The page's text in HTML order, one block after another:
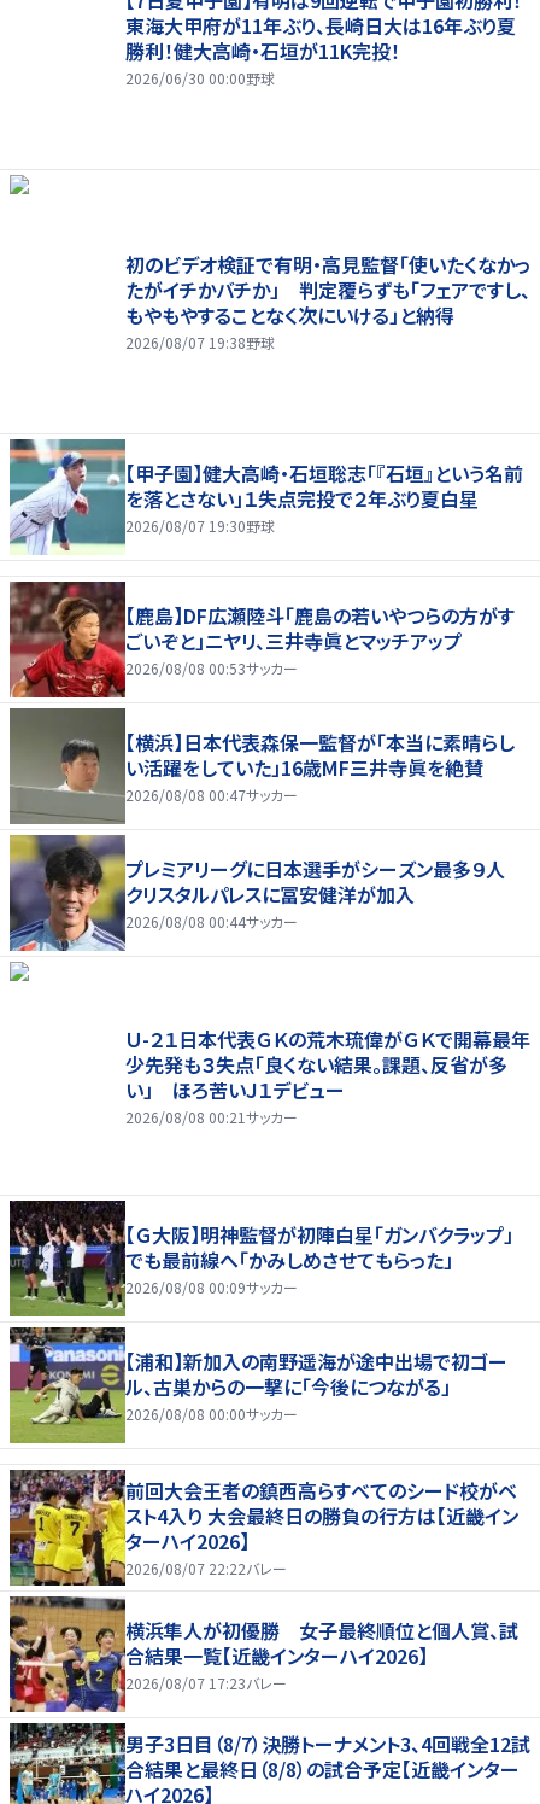
東海大甲府が11年ぶり、長崎日大は16年ぶり夏
勝利！健大高崎・石垣が11K完投！
2026/06/30 00:00野球
初のビデオ検証で有明・高見監督「使いたくなかっ
たがイチかバチか」 判定覆らずも「フェアですし、
もやもやすることなく次にいける」と納得
2026/08/07 19:38野球
【甲子園】健大高崎・石垣聡志「『石垣』という名前
を落とさない」１失点完投で２年ぶり夏白星
2026/08/07 19:30野球
【鹿島】DF広瀬陸斗「鹿島の若いやつらの方がす
ごいぞと」ニヤリ、三井寺眞とマッチアップ
2026/08/08 00:53サッカー
【横浜】日本代表森保一監督が「本当に素晴らし
い活躍をしていた」16歳MF三井寺眞を絶賛
2026/08/08 00:47サッカー
プレミアリーグに日本選手がシーズン最多９人
クリスタルパレスに冨安健洋が加入
2026/08/08 00:44サッカー
Ｕ-２１日本代表ＧＫの荒木琉偉がＧＫで開幕最年
少先発も３失点「良くない結果。課題、反省が多
い」 ほろ苦いＪ１デビュー
2026/08/08 00:21サッカー
【Ｇ大阪】明神監督が初陣白星「ガンバクラップ」
でも最前線へ「かみしめさせてもらった」
2026/08/08 00:09サッカー
【浦和】新加入の南野遥海が途中出場で初ゴー
ル、古巣からの一撃に「今後につながる」
2026/08/08 00:00サッカー
前回大会王者の鎮西高らすべてのシード校がベ
スト4入り 大会最終日の勝負の行方は【近畿イン
ターハイ2026】
2026/08/07 22:22バレー
横浜隼人が初優勝 女子最終順位と個人賞、試
合結果一覧【近畿インターハイ2026】
2026/08/07 17:23バレー
男子3日目（8/7）決勝トーナメント3、4回戦全12試
合結果と最終日（8/8）の試合予定【近畿インター
ハイ2026】